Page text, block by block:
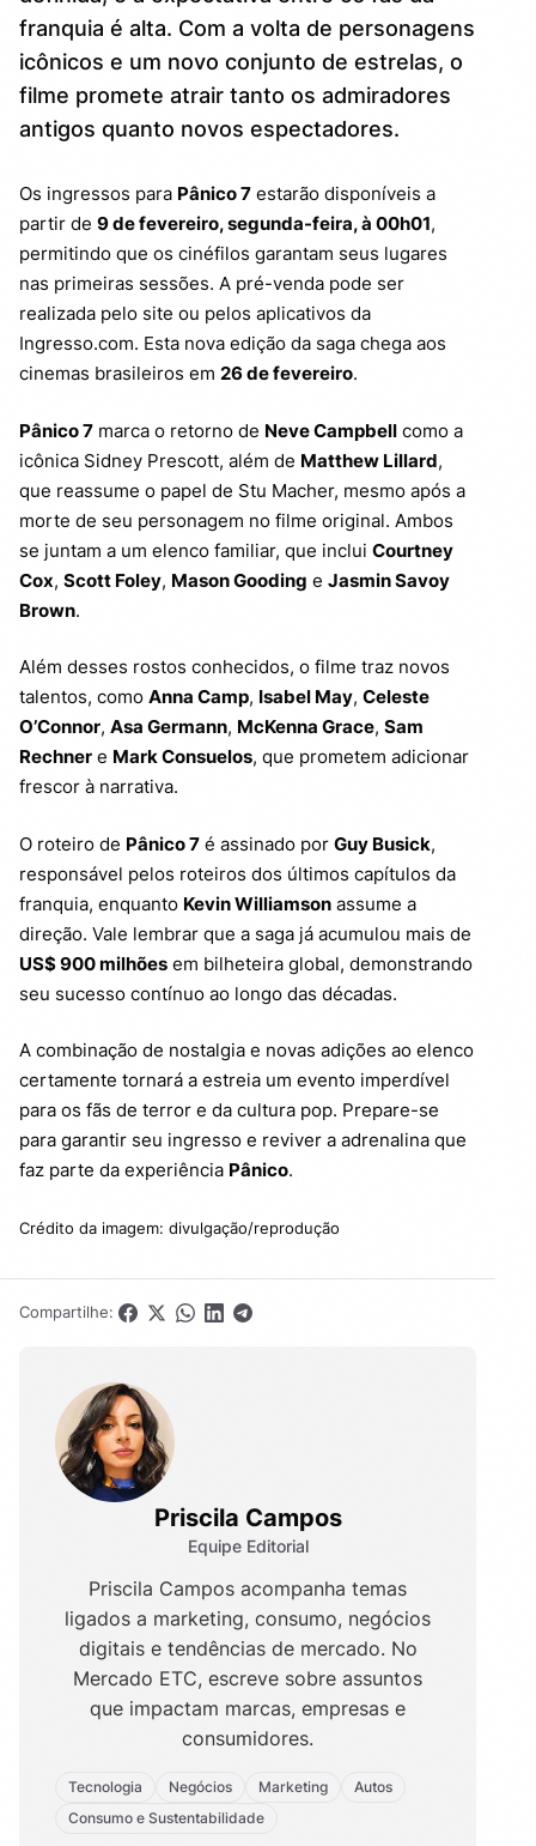
franquia é alta. Com a volta de personagens
icônicos e um novo conjunto de estrelas, o
filme promete atrair tanto os admiradores
antigos quanto novos espectadores.
Os ingressos para Pânico 7 estarão disponíveis a
partir de 9 de fevereiro, segunda-feira, à 00h01,
permitindo que os cinéfilos garantam seus lugares
nas primeiras sessões. A pré-venda pode ser
realizada pelo site ou pelos aplicativos da
Ingresso.com. Esta nova edição da saga chega aos
cinemas brasileiros em 26 de fevereiro.
Pânico 7 marca o retorno de Neve Campbell como a
icônica Sidney Prescott, além de Matthew Lillard,
que reassume o papel de Stu Macher, mesmo após a
morte de seu personagem no filme original. Ambos
se juntam a um elenco familiar, que inclui Courtney
Cox, Scott Foley, Mason Gooding e Jasmin Savoy
Brown.
Além desses rostos conhecidos, o filme traz novos
talentos, como Anna Camp, Isabel May, Celeste
O’Connor, Asa Germann, McKenna Grace, Sam
Rechner e Mark Consuelos, que prometem adicionar
frescor à narrativa.
O roteiro de Pânico 7 é assinado por Guy Busick,
responsável pelos roteiros dos últimos capítulos da
franquia, enquanto Kevin Williamson assume a
direção. Vale lembrar que a saga já acumulou mais de
US$ 900 milhões em bilheteira global, demonstrando
seu sucesso contínuo ao longo das décadas.
A combinação de nostalgia e novas adições ao elenco
certamente tornará a estreia um evento imperdível
para os fãs de terror e da cultura pop. Prepare-se
para garantir seu ingresso e reviver a adrenalina que
faz parte da experiência Pânico.
Crédito da imagem: divulgação/reprodução
Compartilhe:
Priscila Campos
Equipe Editorial
Priscila Campos acompanha temas
ligados a marketing, consumo, negócios
digitais e tendências de mercado. No
Mercado ETC, escreve sobre assuntos
que impactam marcas, empresas e
consumidores.
Tecnologia Negócios Marketing
Autos
Consumo e Sustentabilidade